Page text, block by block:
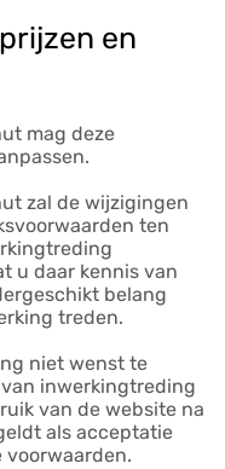
en
mag deze
zal de wijzigingen
ten
u daar kennis van
belang
treden.
niet wenst te
inwerkingtreding
van de website na
als acceptatie